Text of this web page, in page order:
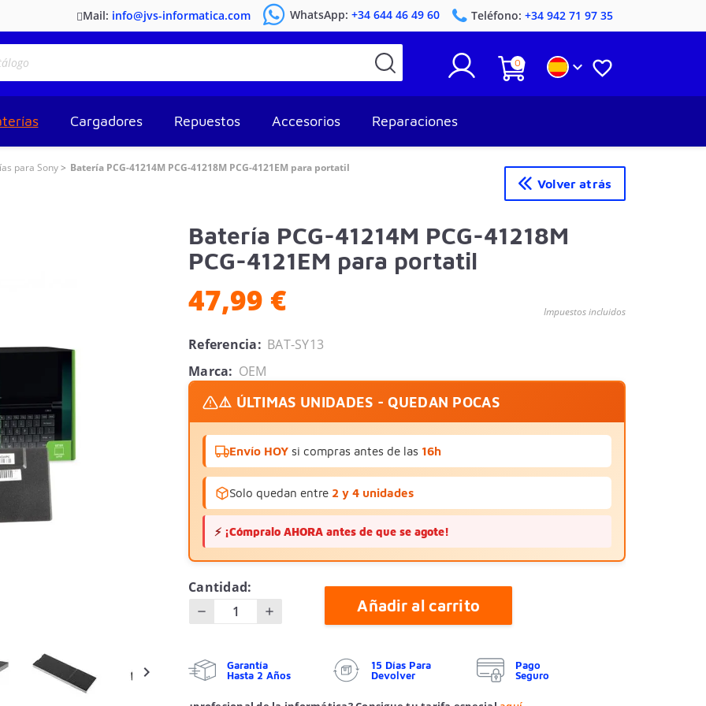
Mail: info@jvs-informatica.com WhatsApp:+34 644 46 49 60 Teléfono: +34 942 71 97 35
0  
Cargadores Repuestos Accesorios Reparaciones
para Sony Batería PCG-41214M PCG-41218M PCG-4121EM para portatil
Volver atrás

Batería PCG-41214M PCG-41218M
PCG-4121EM para portatil
47,99 € Impuestos incluidos
Referencia: BAT-SY13
Marca: OEM
⚠️ ÚLTIMAS UNIDADES - QUEDAN POCAS
Envío HOY si compras antes de las 16h
Solo quedan entre 2 y 4 unidades
⚡ ¡Cómpralo AHORA antes de que se agote!
Cantidad:
Añadir al carrito
Garantía
Hasta 2 Años
15 Días Para
Devolver
Pago
Seguro